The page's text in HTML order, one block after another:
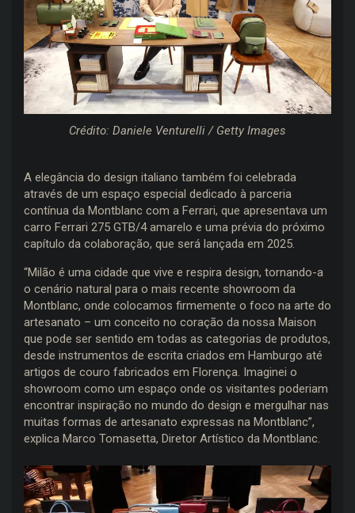
Crédito: Daniele Venturelli / Getty Images
A elegância do design italiano também foi celebrada
através de um espaço especial dedicado à parceria
contínua da Montblanc com a Ferrari, que apresentava um
carro Ferrari 275 GTB/4 amarelo e uma prévia do próximo
capítulo da colaboração, que será lançada em 2025.
“Milão é uma cidade que vive e respira design, tornando-a
o cenário natural para o mais recente showroom da
Montblanc, onde colocamos firmemente o foco na arte do
artesanato – um conceito no coração da nossa Maison
que pode ser sentido em todas as categorias de produtos,
desde instrumentos de escrita criados em Hamburgo até
artigos de couro fabricados em Florença. Imaginei o
showroom como um espaço onde os visitantes poderiam
encontrar inspiração no mundo do design e mergulhar nas
muitas formas de artesanato expressas na Montblanc”,
explica Marco Tomasetta, Diretor Artístico da Montblanc.